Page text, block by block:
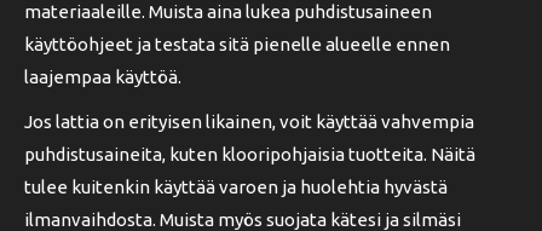
materiaaleille. Muista aina lukea puhdistusaineen
käyttöohjeet ja testata sitä pienelle alueelle ennen
laajempaa käyttöä.
Jos lattia on erityisen likainen, voit käyttää vahvempia
puhdistusaineita, kuten klooripohjaisia tuotteita. Näitä
tulee kuitenkin käyttää varoen ja huolehtia hyvästä
ilmanvaihdosta. Muista myös suojata kätesi ja silmäsi